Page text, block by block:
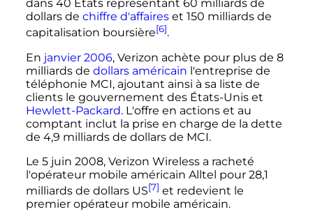
dans 40 États représentant 60 milliards de
dollars de chiffre d'affaireset 150 milliards de
capitalisation boursière[6].
En janvier 2006, Verizon achète pour plus de 8
milliards de dollars américain l'entreprise de
téléphonie MCI, ajoutant ainsi à sa liste de
clients le gouvernement des États-Unis et
Hewlett-Packard. L'offre en actions et au
comptant inclut la prise en charge de la dette
de 4,9 milliards de dollars de MCI.
Le 5 juin 2008, Verizon Wireless a racheté
l'opérateur mobile américain Alltel pour 28,1
milliards de dollars US[7] et redevient le
premier opérateur mobile américain.